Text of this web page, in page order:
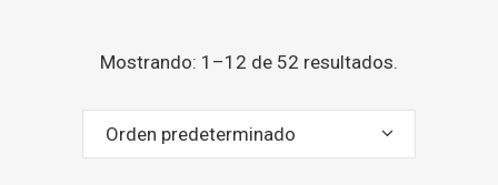
Mostrando: 1–12 de 52 resultados.
Orden predeterminado